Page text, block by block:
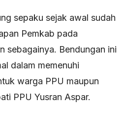
sepaku sejak awal sudah
Pemkab pada
sebagainya. Bendungan ini
dalam memenuhi
warga PPU maupun
PPU Yusran Aspar.